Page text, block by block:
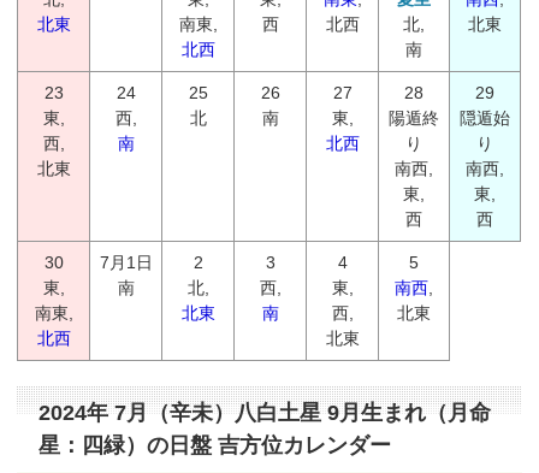
北東
南東,
北西
西
北西
北,
南
北東
23
東,
西,
北東
24
西,
南
25
北
26
南
27
東,
北西
28
陽遁終
り
南西,
東,
西
29
隠遁始
り
南西,
東,
西
30
東,
南東,
北西
7月1日
南
2
北,
北東
3
西,
南
4
東,
西,
北東
5
南西
北東
2024年 7月（辛未）八白土星 9月生まれ（月命
星：四緑）の日盤 吉方位カレンダー